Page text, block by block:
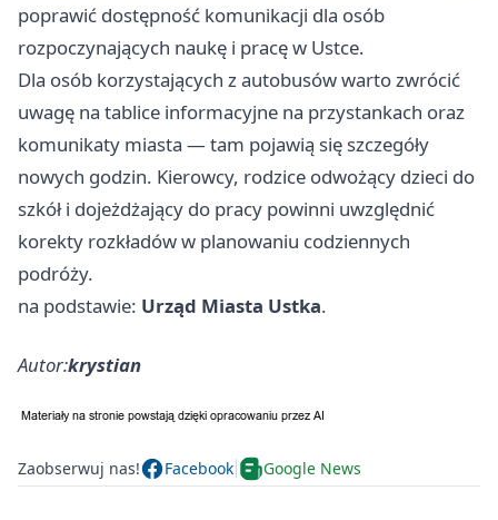
poprawić dostępność komunikacji dla osób
rozpoczynających naukę i pracę w Ustce.
Dla osób korzystających z autobusów warto zwrócić
uwagę na tablice informacyjne na przystankach oraz
komunikaty miasta — tam pojawią się szczegóły
nowych godzin. Kierowcy, rodzice odwożący dzieci do
szkół i dojeżdżający do pracy powinni uwzględnić
korekty rozkładów w planowaniu codziennych
podróży.
na podstawie: Urząd Miasta Ustka.
Autor:krystian
Zaobserwuj nas! Facebook Google News